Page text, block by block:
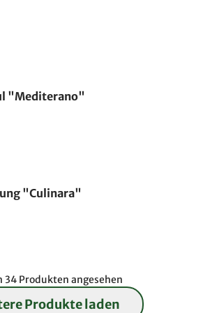
"Mediterano"
"Culinara"
34 Produkten angesehen
Produkte laden